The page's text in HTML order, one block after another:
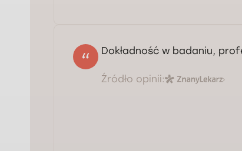
Dokładność w badaniu,
Źródło opinii: